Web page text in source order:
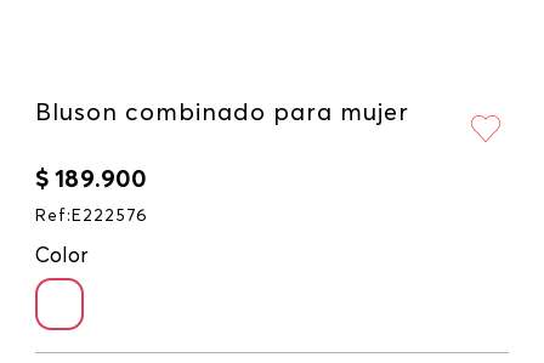
Bluson combinado para mujer
$ 189.900
Ref : E222576
Color